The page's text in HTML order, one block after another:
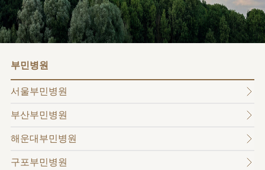
HI
HSS
글로벌
얼라이언스
연혁
조직도
오시는길
의료진
외래진료
언론보도
건강토크
입찰공고
부민병원
40주년
역사관
부산부민병원
해운대부민병원
프레스티지
라이프케어센터
KOR
ENG
RUS
부민병원
서울부민병원
부산부민병원
해운대부민병원
구포부민병원